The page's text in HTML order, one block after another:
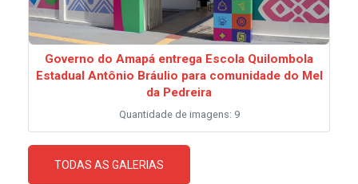
Governo do Amapá entrega Escola Quilombola
Estadual Antônio Bráulio para comunidade do Mel
da Pedreira
Quantidade de imagens: 9
TODAS AS GALERIAS